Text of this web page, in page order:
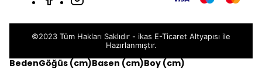
©2023 Tüm Hakları Saklıdır - ikas E-Ticaret Altyapısı ile
Hazırlanmıştır.
BedenGöğüs (cm)Basen (cm)Boy (cm)